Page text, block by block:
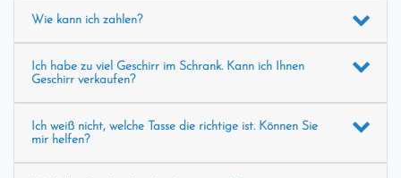
Wie kann ich zahlen?
Ich habe zu viel Geschirr im Schrank. Kann ich Ihnen
Geschirr verkaufen?
Ich weiß nicht, welche Tasse die richtige ist. Können Sie
mir helfen?